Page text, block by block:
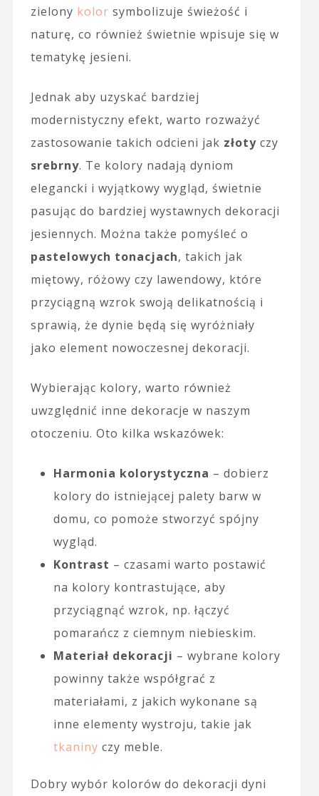
zielony kolor symbolizuje świeżość i
naturę, co również świetnie wpisuje się w
tematykę jesieni.
Jednak aby uzyskać bardziej
modernistyczny efekt, warto rozważyć
zastosowanie takich odcieni jak złotyczy
srebrny. Te kolory nadają dyniom
elegancki i wyjątkowy wygląd, świetnie
pasując do bardziej wystawnych dekoracji
jesiennych. Można także pomyśleć o
pastelowych tonacjach, takich jak
miętowy, różowy czy lawendowy, które
przyciągną wzrok swoją delikatnością i
sprawią, że dynie będą się wyróżniały
jako element nowoczesnej dekoracji.
Wybierając kolory, warto również
uwzględnić inne dekoracje w naszym
otoczeniu. Oto kilka wskazówek:
Harmonia kolorystyczna – dobierz
kolory do istniejącej palety barw w
domu, co pomoże stworzyć spójny
wygląd.
Kontrast – czasami warto postawić
na kolory kontrastujące, aby
przyciągnąć wzrok, np. łączyć
pomarańcz z ciemnym niebieskim.
Materiał dekoracji – wybrane kolory
powinny także współgrać z
materiałami, z jakich wykonane są
inne elementy wystroju, takie jak
tkaniny czy meble.
Dobry wybór kolorów do dekoracji dyni